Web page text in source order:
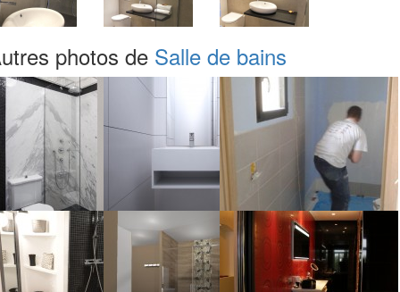
photos de Salle de bains